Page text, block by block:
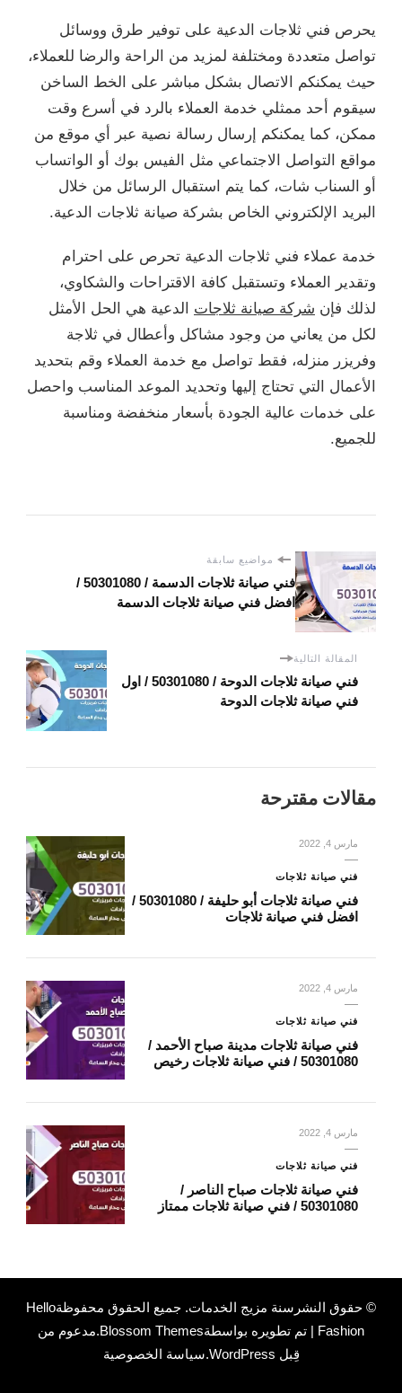
يحرص فني ثلاجات الدعية على توفير طرق ووسائل
تواصل متعددة ومختلفة لمزيد من الراحة والرضا للعملاء،
حيث يمكنكم الاتصال بشكل مباشر على الخط الساخن
سيقوم أحد ممثلي خدمة العملاء بالرد في أسرع وقت
ممكن، كما يمكنكم إرسال رسالة نصية عبر أي موقع من
مواقع التواصل الاجتماعي مثل الفيس بوك أو الواتساب
أو السناب شات، كما يتم استقبال الرسائل من خلال
البريد الإلكتروني الخاص بشركة صيانة ثلاجات الدعية.
خدمة عملاء فني ثلاجات الدعية تحرص على احترام
وتقدير العملاء وتستقبل كافة الاقتراحات والشكاوي،
لذلك فإن شركة صيانة ثلاجات الدعية هي الحل الأمثل
لكل من يعاني من وجود مشاكل وأعطال في ثلاجة
وفريزر منزله، فقط تواصل مع خدمة العملاء وقم بتحديد
الأعمال التي تحتاج إليها وتحديد الموعد المناسب واحصل
على خدمات عالية الجودة بأسعار منخفضة ومناسبة
للجميع.
مواضيع سابقة
فني صيانة ثلاجات الدسمة / 50301080 /
افضل فني صيانة ثلاجات الدسمة
المقالة التالية
فني صيانة ثلاجات الدوحة / 50301080 / اول
فني صيانة ثلاجات الدوحة
مقالات مقترحة
مارس 4, 2022
فني صيانة ثلاجات
فني صيانة ثلاجات أبو حليفة / 50301080 /
افضل فني صيانة ثلاجات
مارس 4, 2022
فني صيانة ثلاجات
فني صيانة ثلاجات مدينة صباح الأحمد /
50301080 / فني صيانة ثلاجات رخيص
مارس 4, 2022
فني صيانة ثلاجات
فني صيانة ثلاجات صباح الناصر /
50301080 / فني صيانة ثلاجات ممتاز
© حقوق النشرسنة مزيج الخدمات. جميع الحقوق محفوظةHello
Fashion | تم تطويره بواسطة
Blossom Themes.مدعوم من
قِبل WordPress
.سياسة الخصوصية